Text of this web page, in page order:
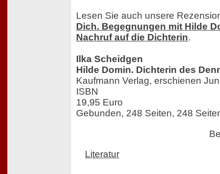
Lesen Sie auch unsere
Dich. Begegnungen mit Hilde
Nachruf auf die Dichterin.
Ilka Scheidgen
Hilde Domin. Dichterin des
Kaufmann Verlag, erschienen
ISBN
19,95 Euro
Gebunden, 248 Seiten, 248
Literatur